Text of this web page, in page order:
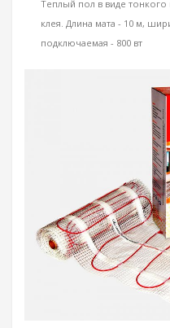
Теплый пол в виде тонкого
клея. Длина мата - 10 м,
подключаемая - 800 вт